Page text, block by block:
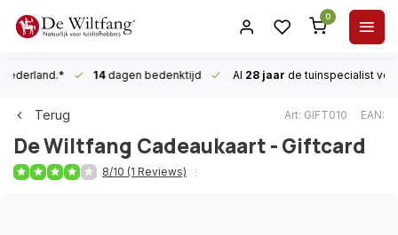
0
14dagen bedenktijd Al 28 jaar de tuinspecialist
Terug Art: GIFT010 EAN:
De Wiltfang Cadeaukaart - Giftcard
8/10 (1 Reviews)